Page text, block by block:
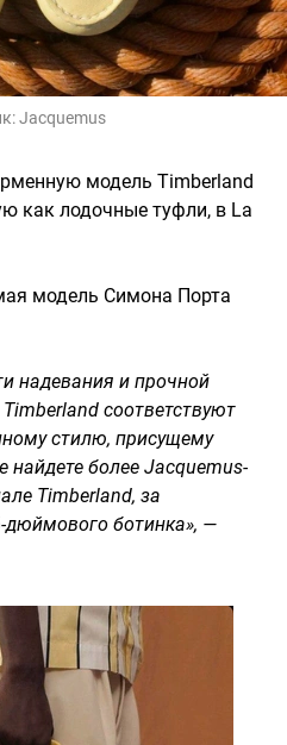
Jacquemus
модель Timberland
как лодочные туфли, в La
модель Симона Порта
надевания и прочной
соответствуют
стилю, присущему
найдете более Jacquemus-
Timberland, за
ботинка», —